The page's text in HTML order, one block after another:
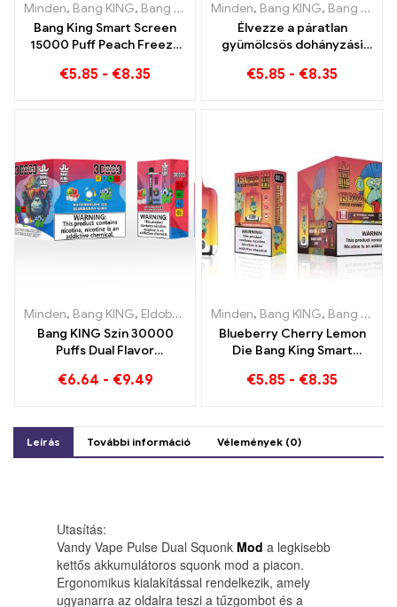
Minden, Bang KING, Bang King Smart Screen 15000 Pöfékel ,
Bang King Smart Screen
15000 Puff Peach Freeze
€5.85 - €8.35
Minden, Bang KING, Bang King Smart Screen 15000 Pöfékel
Élvezze a páratlan
gyümölcsös dohányzási
Bang King Smart Screen
€5.85 - €8.35
Minden, Bang KING, Eldobható e-cigaretta Litvánia ,Eldobható
Bang KING Szín 30000
Puffs Dual Flavor
áfonya málna és
kombinációja
€6.64 - €9.49
Minden, Bang KING, Bang King Smart Screen 15000 Pöfékel
Blueberry Cherry Lemon
Die Bang King Smart
innovatív eldobható e-
€5.85 - €8.35
Leírás További információ Vélemények (0)
Utasítás:
Vandy Vape Pulse Dual Squonk Mod a legkisebb
kettős akkumulátoros squonk mod a piacon.
Ergonomikus kialakítással rendelkezik, amely
ugyanarra az oldalra teszi a tűzgombot és a